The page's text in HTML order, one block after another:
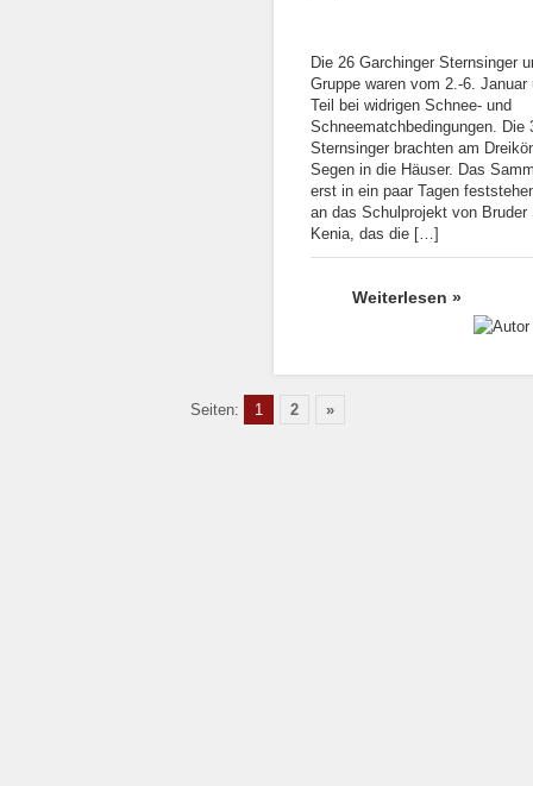
Die 26 Garchinger Sternsinger
Gruppe waren vom 2.-6.
Teil bei widrigen Schnee- und
Schneematchbedingungen. Die
Sternsinger brachten am
Segen in die Häuser. Das
erst in ein paar Tagen
an das Schulprojekt von
Kenia, das die […]
Weiterlesen »
Seiten: 1 2 »